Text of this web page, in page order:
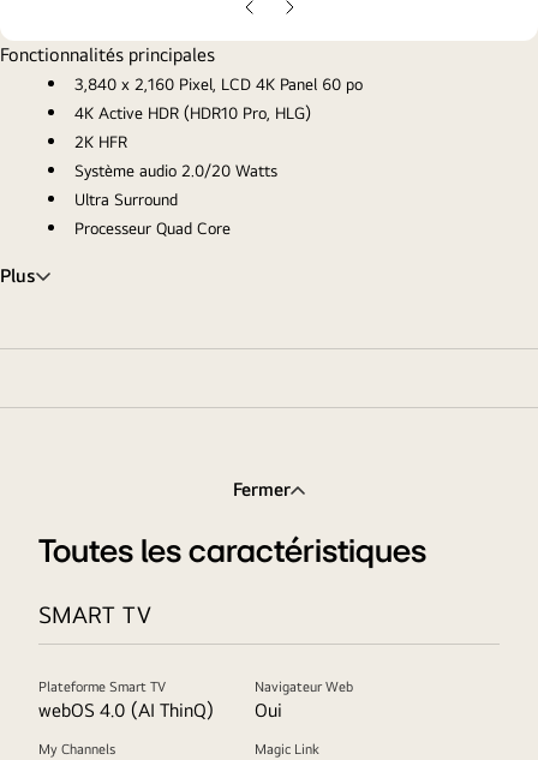
Diapositive
précédente
Diapositive
suivante
Fonctionnalités principales
3,840 x 2,160 Pixel, LCD 4K Panel 60 po
4K Active HDR (HDR10 Pro, HLG)
2K HFR
Système audio 2.0/20 Watts
Ultra Surround
Processeur Quad Core
Plus
Fermer
Toutes les caractéristiques
SMART TV
Plateforme Smart TV
webOS 4.0 (AI ThinQ)
Navigateur Web
Oui
My Channels Magic Link